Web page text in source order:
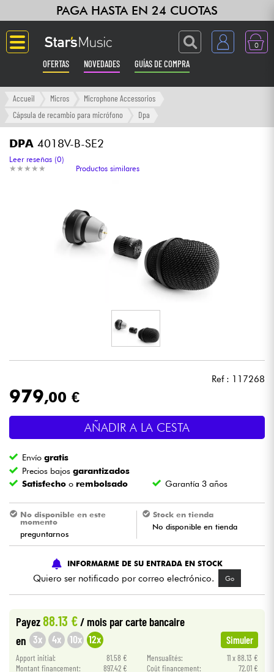
PAGA HASTA EN 24 CUOTAS
0
OFERTAS NOVEDADES GUÍAS DE COMPRA
Langue
Ampli & Efectos
Sintetizadores & samplers
Grabación
Luces
Vientos
Violines y cuarteto
Niños
Cables & Acces.
Bundle
Ver nuestras marcas
Accueil Micros
Microphone Accessorios
Cápsula de recambio para micrófono
Dpa
DPA 4018V-B-SE2
★ ★ ★ ★ ★
★ ★ ★ ★ ★
Leer reseñas (0)
Productos similares
Ref : 117268
979,00 €
AÑADIR A LA CESTA
Envíogratis
Precios bajosgarantizados
Satisfecho o rembolsado Garantía 3 años
No disponible en este
momento
preguntarnos
Stock en tienda
No disponible en tienda
INFORMARME DE SU ENTRADA EN STOCK
Quiero ser notificado por correo electrónico. Go
Payez 88.13 € / mois par carte bancaire
en 3x 4x 10x 12x Simuler
Apport initial: 81.58 € Mensualités:
11 x 88.13 €
Montant financement:
897.42 € Coût financement:
72.01 €